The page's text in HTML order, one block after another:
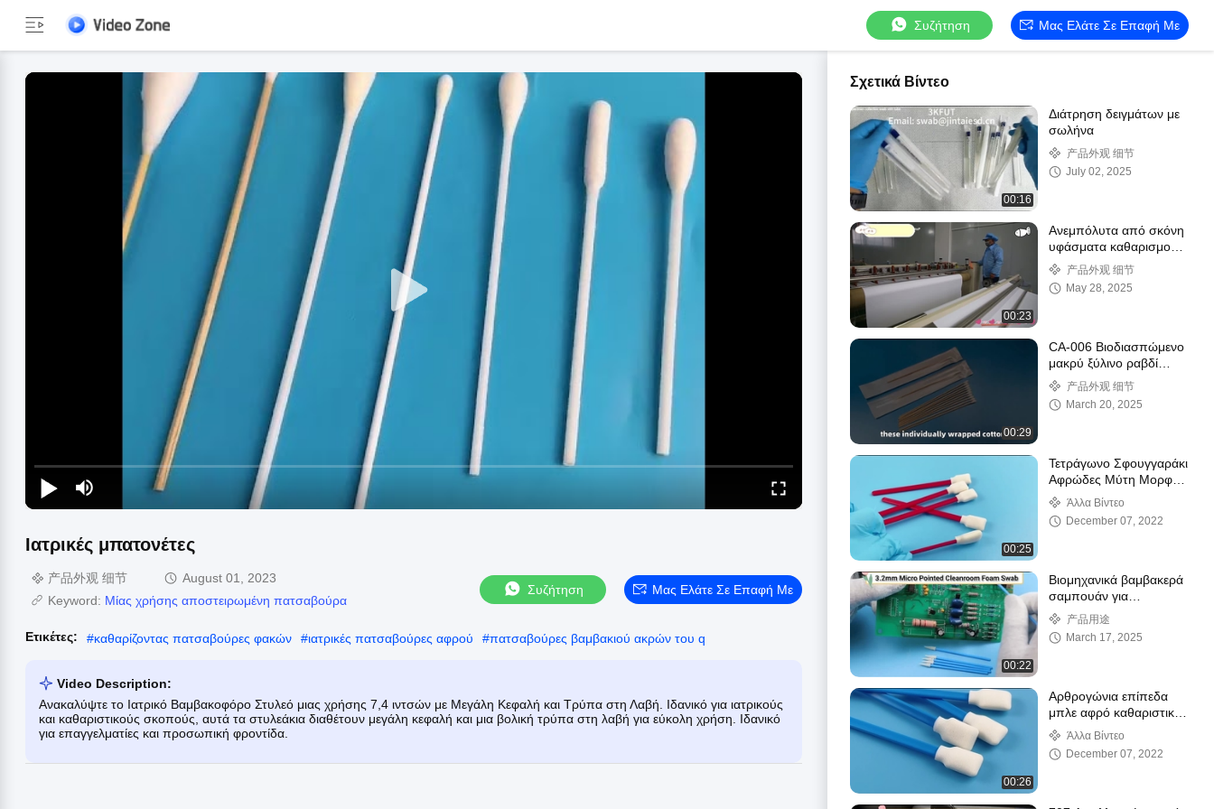
Συζήτηση Μας Ελάτε Σε Επαφή Με
Ιατρικές μπατονέτες
产品外观 细节
August 01, 2023
Keyword: Μίας χρήσης αποστειρωμένη πατσαβούρα
Συζήτηση Μας Ελάτε Σε Επαφή Με
Ετικέτες: #καθαρίζοντας πατσαβούρες φακών #ιατρικές πατσαβούρες αφρού #πατσαβούρες βαμβακιού ακρών του q
Video Description:
Ανακαλύψτε το Ιατρικό Βαμβακοφόρο Στυλεό μιας χρήσης 7,4 ιντσών με Μεγάλη Κεφαλή και Τρύπα στη Λαβή. Ιδανικό για ιατρικούς
και καθαριστικούς σκοπούς, αυτά τα στυλεάκια διαθέτουν μεγάλη κεφαλή και μια βολική τρύπα στη λαβή για εύκολη χρήση. Ιδανικό
για επαγγελματίες και προσωπική φροντίδα.
Σχετικά Βίντεο
00:16
Διάτρηση δειγμάτων με
σωλήνα
产品外观 细节
July 02, 2025
00:23
Ανεμπόλυτα από σκόνη
υφάσματα καθαρισμού
κυτταρίνης ανθεκτικά
στην φθορά
产品外观 细节
May 28, 2025
00:29
CA-006 Βιοδιασπώμενο
μακρύ ξύλινο ραβδί
καθαρό δωμάτιο Q Tips
Βιομηχανικό βαμβάκι
καθαριστικό ραβδί
产品外观 细节
March 20, 2025
00:25
Τετράγωνο Σφουγγαράκι
Αφρώδες Μύτη Μορφή
Εκτυπωτή Καθαρισμού
Στυλεός Χωρίς Χνούδι
Άλλα Βίντεο
December 07, 2022
00:22
Βιομηχανικά βαμβακερά
σαμπουάν για
ημιαγωγούς
产品用途
March 17, 2025
00:26
Αρθρογώνια επίπεδα
μπλε αφρό καθαριστικά
σαμπουάν που
επιτρέπουν την ταχεία
απορρόφηση των
Άλλα Βίντεο
December 07, 2022